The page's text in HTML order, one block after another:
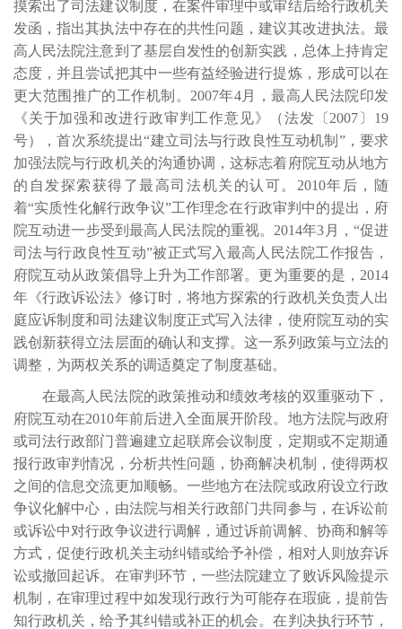
摸索出了司法建议制度，在案件审理中或审结后给行政机关
发函，指出其执法中存在的共性问题，建议其改进执法。最
高人民法院注意到了基层自发性的创新实践，总体上持肯定
态度，并且尝试把其中一些有益经验进行提炼，形成可以在
更大范围推广的工作机制。2007年4月，最高人民法院印发
《关于加强和改进行政审判工作意见》（法发〔2007〕19
号），首次系统提出“建立司法与行政良性互动机制”，要求
加强法院与行政机关的沟通协调，这标志着府院互动从地方
的自发探索获得了最高司法机关的认可。2010年后，随
着“实质性化解行政争议”工作理念在行政审判中的提出，府
院互动进一步受到最高人民法院的重视。2014年3月，“促进
司法与行政良性互动”被正式写入最高人民法院工作报告，
府院互动从政策倡导上升为工作部署。更为重要的是，2014
年《行政诉讼法》修订时，将地方探索的行政机关负责人出
庭应诉制度和司法建议制度正式写入法律，使府院互动的实
践创新获得立法层面的确认和支撑。这一系列政策与立法的
调整，为两权关系的调适奠定了制度基础。
在最高人民法院的政策推动和绩效考核的双重驱动下，
府院互动在2010年前后进入全面展开阶段。地方法院与政府
或司法行政部门普遍建立起联席会议制度，定期或不定期通
报行政审判情况，分析共性问题，协商解决机制，使得两权
之间的信息交流更加顺畅。一些地方在法院或政府设立行政
争议化解中心，由法院与相关行政部门共同参与，在诉讼前
或诉讼中对行政争议进行调解，通过诉前调解、协商和解等
方式，促使行政机关主动纠错或给予补偿，相对人则放弃诉
讼或撤回起诉。在审判环节，一些法院建立了败诉风险提示
机制，在审理过程中如发现行政行为可能存在瑕疵，提前告
知行政机关，给予其纠错或补正的机会。在判决执行环节，